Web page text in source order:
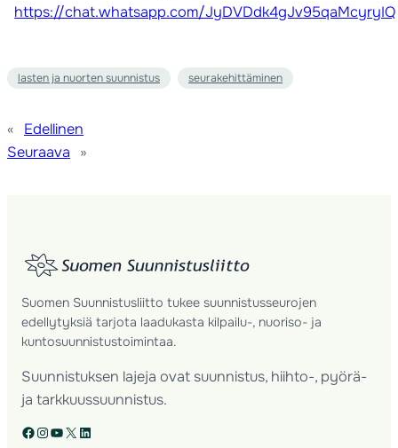
https://chat.whatsapp.com/JyDVDdk4gJv95qaMcyryIQ
lasten ja nuorten suunnistus seurakehittäminen
«
Edellinen
Seuraava
»
Suomen Suunnistusliitto tukee suunnistusseurojen
edellytyksiä tarjota laadukasta kilpailu-, nuoriso- ja
kuntosuunnistustoimintaa.
Suunnistuksen lajeja ovat suunnistus, hiihto-, pyörä-
ja tarkkuussuunnistus.
Facebook Instagram YouTube X LinkedIn